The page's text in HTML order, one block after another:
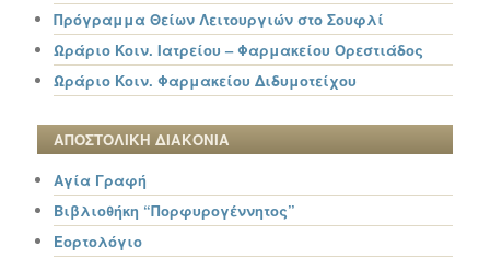
Πρόγραμμα Θείων Λειτουργιών στο Σουφλί
Ωράριο Κοιν. Ιατρείου – Φαρμακείου Ορεστιάδος
Ωράριο Κοιν. Φαρμακείου Διδυμοτείχου
ΑΠΟΣΤΟΛΙΚΗ ΔΙΑΚΟΝΙΑ
Αγία Γραφή
Βιβλιοθήκη “Πορφυρογέννητος”
Εορτολόγιο